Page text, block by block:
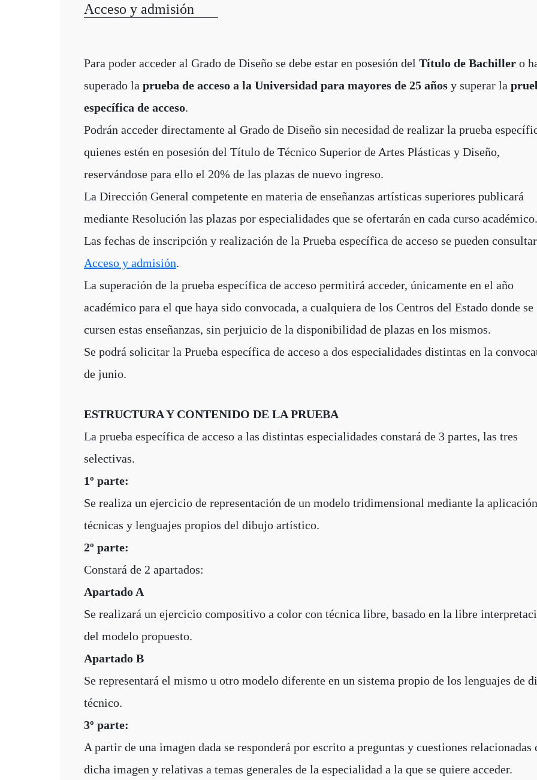
Acceso y admisión
Para poder acceder al Grado de Diseño se debe estar en posesión del Título de Bachiller o
superado la prueba de acceso a la Universidad para mayores de 25 años y superar la
específica de acceso.
Podrán acceder directamente al Grado de Diseño sin necesidad de realizar la prueba
quienes estén en posesión del Título de Técnico Superior de Artes Plásticas y Diseño,
reservándose para ello el 20% de las plazas de nuevo ingreso.
La Dirección General competente en materia de enseñanzas artísticas superiores publicará
mediante Resolución las plazas por especialidades que se ofertarán en cada curso académico.
Las fechas de inscripción y realización de la Prueba específica de acceso se pueden
Acceso y admisión.
La superación de la prueba específica de acceso permitirá acceder, únicamente en el año
académico para el que haya sido convocada, a cualquiera de los Centros del Estado donde se
cursen estas enseñanzas, sin perjuicio de la disponibilidad de plazas en los mismos.
Se podrá solicitar la Prueba específica de acceso a dos especialidades distintas en la
de junio.
ESTRUCTURA Y CONTENIDO DE LA PRUEBA
La prueba específica de acceso a las distintas especialidades constará de 3 partes, las tres
selectivas.
1º parte:
Se realiza un ejercicio de representación de un modelo tridimensional mediante la
técnicas y lenguajes propios del dibujo artístico.
2º parte:
Constará de 2 apartados:
Apartado A
Se realizará un ejercicio compositivo a color con técnica libre, basado en la libre
del modelo propuesto.
Apartado B
Se representará el mismo u otro modelo diferente en un sistema propio de los lenguajes de
técnico.
3º parte:
A partir de una imagen dada se responderá por escrito a preguntas y cuestiones relacionadas
dicha imagen y relativas a temas generales de la especialidad a la que se quiere acceder.